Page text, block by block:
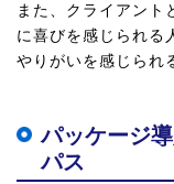
また、クライアント
に喜びを感じられる
やりがいを感じられ
パッケージ
パス